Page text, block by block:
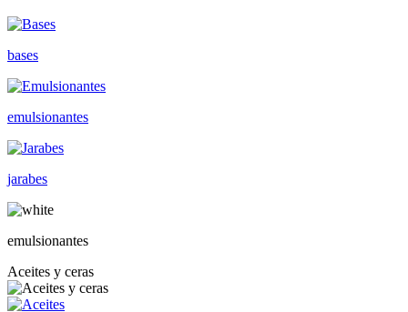
bases
emulsionantes
jarabes
emulsionantes
Aceites y ceras